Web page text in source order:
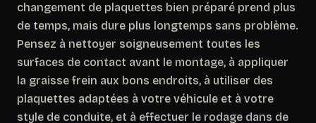
changement de plaquettes bien préparé prend plus
de temps, mais dure plus longtemps sans problème.
Pensez à nettoyer soigneusement toutes les
surfaces de contact avant le montage, à appliquer
la graisse frein aux bons endroits, à utiliser des
plaquettes adaptées à votre véhicule et à votre
style de conduite, et à effectuer le rodage dans de